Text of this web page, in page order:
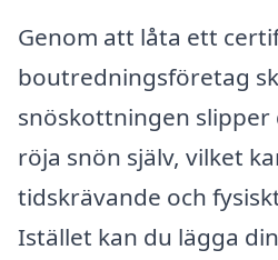
Genom att låta ett
boutredningsföretag
snöskottningen slipper
röja snön själv, vilket
tidskrävande och
Istället kan du lägga